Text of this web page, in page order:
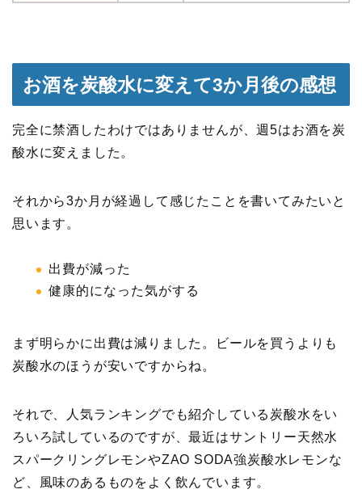
お酒を炭酸水に変えて3か月後の感想
完全に禁酒したわけではありませんが、週5はお酒を炭
酸水に変えました。
それから3か月が経過して感じたことを書いてみたいと
思います。
出費が減った
健康的になった気がする
まず明らかに出費は減りました。ビールを買うよりも
炭酸水のほうが安いですからね。
それで、人気ランキングでも紹介している炭酸水をい
ろいろ試しているのですが、最近はサントリー天然水
スパークリングレモンやZAO SODA強炭酸水レモンな
ど、風味のあるものをよく飲んでいます。